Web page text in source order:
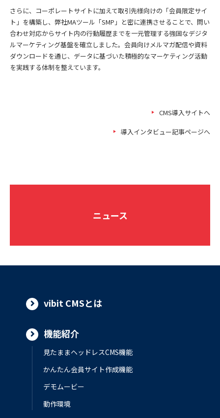
さらに、コーポレートサイトに加えて取引先様向けの「会員限定サイ
ト」を構築し、弊社MAツール「SMP」と密に連携させることで、問い
合わせ対応からサイト内の行動履歴までを一元管理する強固なデジタ
ルマーケティング基盤を確立しました。会員向けメルマガ配信や資料
ダウンロードを通じ、データに基づいた積極的なマーケティング活動
を実践する体制を整えています。
CMS導入サイトへ
導入インタビュー記事ページへ
ニュース
vibit CMSとは
機能紹介
見たままヘッドレスCMS機能
かんたん会員サイト作成機能
デモムービー
動作環境